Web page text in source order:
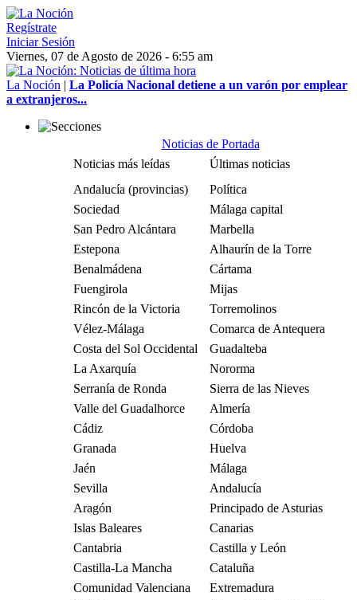
Regístrate
Iniciar Sesión
Viernes, 07 de Agosto de 2026 - 6:55 am
La Noción | La Policía Nacional detiene a un varón por emplear
a extranjeros...
Noticias de Portada
Noticias más leídas
Últimas noticias
Andalucía (provincias)
Política
Sociedad
Málaga capital
San Pedro Alcántara
Marbella
Estepona
Alhaurín de la Torre
Benalmádena
Cártama
Fuengirola
Mijas
Rincón de la Victoria
Torremolinos
Vélez-Málaga
Comarca de Antequera
Costa del Sol Occidental
Guadalteba
La Axarquía
Nororma
Serranía de Ronda
Sierra de las Nieves
Valle del Guadalhorce
Almería
Cádiz
Córdoba
Granada
Huelva
Jaén
Málaga
Sevilla
Andalucía
Aragón
Principado de Asturias
Islas Baleares
Canarias
Cantabria
Castilla y León
Castilla-La Mancha
Cataluña
Comunidad Valenciana
Extremadura